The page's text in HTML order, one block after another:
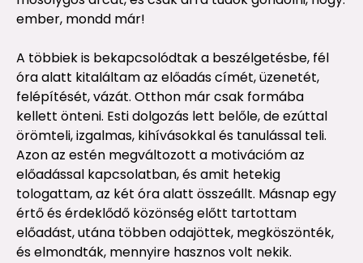
ember, mondd már!
A többiek is bekapcsolódtak a beszélgetésbe, fél
óra alatt kitaláltam az előadás címét, üzenetét,
felépítését, vázát. Otthon már csak formába
kellett önteni. Esti dolgozás lett belőle, de ezúttal
örömteli, izgalmas, kihívásokkal és tanulással teli.
Azon az estén megváltozott a motivációm az
előadással kapcsolatban, és amit hetekig
tologattam, az két óra alatt összeállt. Másnap egy
értő és érdeklődő közönség előtt tartottam
előadást, utána többen odajöttek, megköszönték,
és elmondták, mennyire hasznos volt nekik.